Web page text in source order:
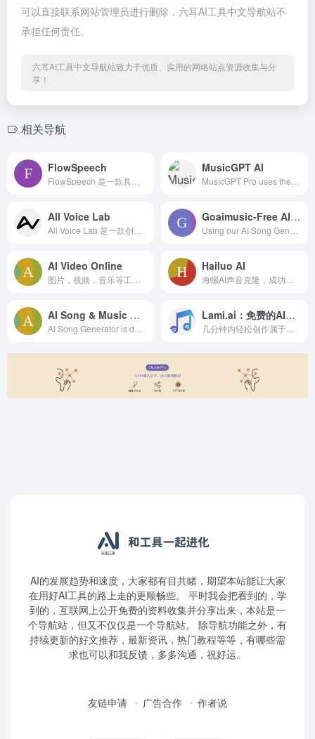
可以直接联系网站管理员进行删除，六耳AI工具中文导航站不
承担任何责任。
六耳AI工具中文导航站致力于优质、实用的网络站点资源收集与分
享！
相关导航
FlowSpeech MusicGPT AI
All Voice Lab Goaimusic-Free AI Music
AI Video Online Hailuo AI
AI Song & Music Generator Online (Free Lami.ai：免费的AI文本生成音乐平台
AI的发展趋势和速度，大家都有目共睹，期望本站能让大家
在用好AI工具的路上走的更顺畅些。 平时我会把看到的，学
到的，互联网上公开免费的资料收集并分享出来，本站是一
个导航站，但又不仅仅是一个导航站。 除导航功能之外，有
持续更新的好文推荐，最新资讯，热门教程等等，有哪些需
求也可以和我反馈，多多沟通，祝好运。
友链申请 广告合作 作者说